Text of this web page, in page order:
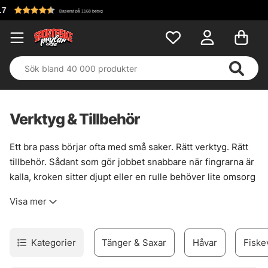
Verktyg & Tillbehör
Ett bra pass börjar ofta med små saker. Rätt verktyg. Rätt
tillbehör. Sådant som gör jobbet snabbare när fingrarna är
kalla, kroken sitter djupt eller en rulle behöver lite omsorg
Här finns prylarna som håller ordning på vardagen kring
hantering av både fisk och utrustning. Det handlar inte om
krusiduller, utan om sånt som sparar tid, minskar strul och
Visa mer
Kategorier Tänger & Saxar Håvar